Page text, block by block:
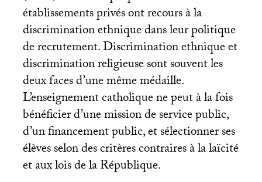
établissements privés ont recours à la
discrimination ethnique dans leur politique
de recrutement. Discrimination ethnique et
discrimination religieuse sont souvent les
deux faces d’une même médaille.
L’enseignement catholique ne peut à la fois
bénéficier d’une mission de service public,
d’un financement public, et sélectionner ses
élèves selon des critères contraires à la laïcité
et aux lois de la République.